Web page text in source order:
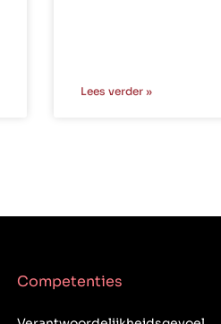
Lees verder »
Competenties